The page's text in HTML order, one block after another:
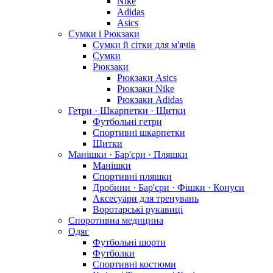
Adidas
Asics
Сумки і Рюкзаки
Сумки й сітки для м'ячів
Сумки
Рюкзаки
Рюкзаки Asics
Рюкзаки Nike
Рюкзаки Adidas
Гетри · Шкарпетки · Щитки
Футбольні гетри
Спортивні шкарпетки
Щитки
Манішки · Бар'єри · Пляшки
Манішки
Спортивні пляшки
Дробини · Бар'єри · Фішки · Конуси
Аксесуари для тренувань
Воротарські рукавиці
Споротивна медицина
Одяг
Футбольні шорти
Футболки
Спортивні костюми